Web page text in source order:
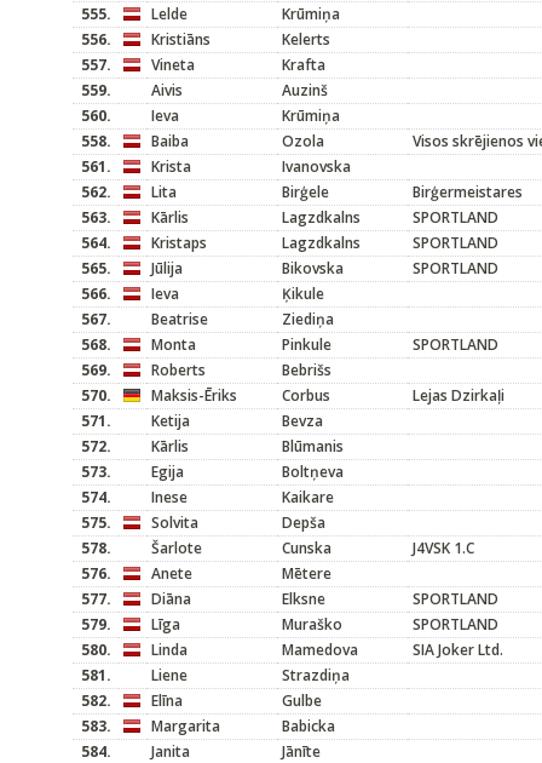
555.
Lelde
Krūmiņa
556.
Kristiāns
Kelerts
557.
Vineta
Krafta
559.
Aivis
Auzinš
560.
Ieva
Krūmiņa
558.
Baiba Ozola
Visos skrējienos
561.
Krista
Ivanovska
562.
Lita Birģele
Birģermeistares
563.
Kārlis Lagzdkalns
SPORTLAND
564.
Kristaps Lagzdkalns
SPORTLAND
565.
Jūlija Bikovska
SPORTLAND
566.
Ieva
Ķikule
567.
Beatrise
Ziediņa
568.
Monta Pinkule
SPORTLAND
569.
Roberts
Bebrišs
570.
Maksis-Ēriks Corbus
Lejas Dzirkaļi
571.
Ketija
Bevza
572.
Kārlis
Blūmanis
573.
Egija
Boltņeva
574.
Inese
Kaikare
575.
Solvita
Depša
578.
Šarlote Cunska
J4VSK 1.C
576.
Anete
Mētere
577.
Diāna Elksne
SPORTLAND
579.
Līga Muraško
SPORTLAND
580.
Linda Mamedova
SIA Joker Ltd.
581.
Liene
Strazdiņa
582.
Elīna
Gulbe
583.
Margarita
Babicka
584.
Janita
Jānīte